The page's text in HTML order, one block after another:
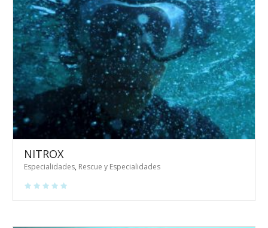
NITROX
Especialidades, Rescue y Especialidades